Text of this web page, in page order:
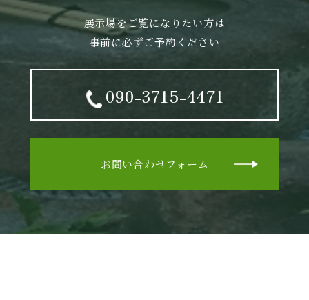
展示場をご覧になりたい方は
事前に必ずご予約ください
090-3715-4471
お問い合わせフォーム